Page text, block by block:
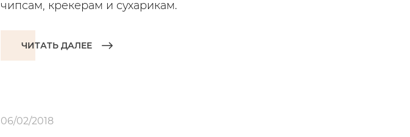
чипсам, крекерам и сухарикам.
ЧИТАТЬ ДАЛЕЕ
06/02/2018